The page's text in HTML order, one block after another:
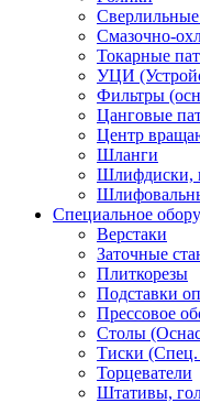
Смазочно-
Токарные
УЦИ
Фильтры
Цанговые
Центр
Шланги
Шлифдиски,
Специальное
Верстаки
Заточные
Плиткорезы
Подставки
Прессовое
Столы
Тиски (Спец.
Торцеватели
Штативы,